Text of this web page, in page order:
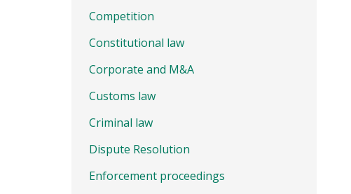
Competition
Constitutional law
Corporate and M&A
Customs law
Criminal law
Dispute Resolution
Enforcement proceedings